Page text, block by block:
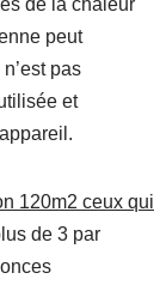
de la chaleur
peut
pas
et
120m2 ceux qui
de 3 par